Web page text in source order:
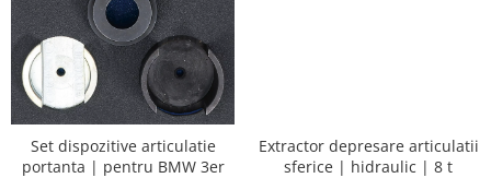
Set dispozitive articulatie
portanta | pentru BMW 3er
Extractor depresare articulatii
sferice | hidraulic | 8 t